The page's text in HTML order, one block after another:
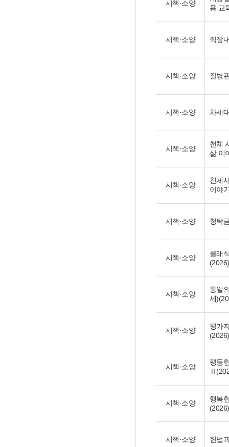
시책·소양
용 교
시책·소양 직장
시책·소양 질병
시책·소양 차세
시책·소양
천체
삶 이
시책·소양
천체
이야
시책·소양 청탁
시책·소양
클래
(2026)
시책·소양
통일
세
시책·소양
평가
(2026)
시책·소양
평등
시책·소양
행복
(2026)
시책·소양 헌법